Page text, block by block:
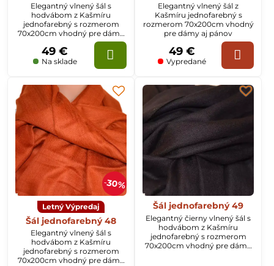
Elegantný vlnený šál s
hodvábom z Kašmíru
jednofarebný s rozmerom
70x200cm vhodný pre dámy
Na sklade
49 €
Elegantný vlnený šál z
Kašmíru jednofarebný s
rozmerom 70x200cm vhodný
pre dámy aj pánov
Vypredané
49 €
30%
Letný Výpredaj
Šál jednofarebný 48
Elegantný vlnený šál s
hodvábom z Kašmíru
jednofarebný s rozmerom
70x200cm vhodný pre dámy
Šál jednofarebný 49
Elegantný čierny vlnený šál s
hodvábom z Kašmíru
jednofarebný s rozmerom
70x200cm vhodný pre dámy